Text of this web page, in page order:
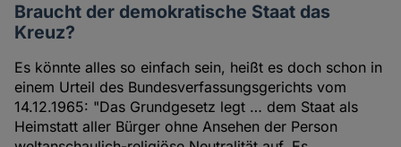
Braucht der demokratische Staat das
Kreuz?
Es könnte alles so einfach sein, heißt es doch schon in
einem Urteil des Bundesverfassungsgerichts vom
14.12.1965: "Das Grundgesetz legt … dem Staat als
Heimstatt aller Bürger ohne Ansehen der Person